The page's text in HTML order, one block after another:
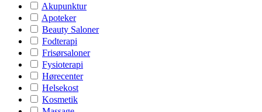
Akupunktur
Apoteker
Beauty Saloner
Fodterapi
Frisørsaloner
Fysioterapi
Hørecenter
Helsekost
Kosmetik